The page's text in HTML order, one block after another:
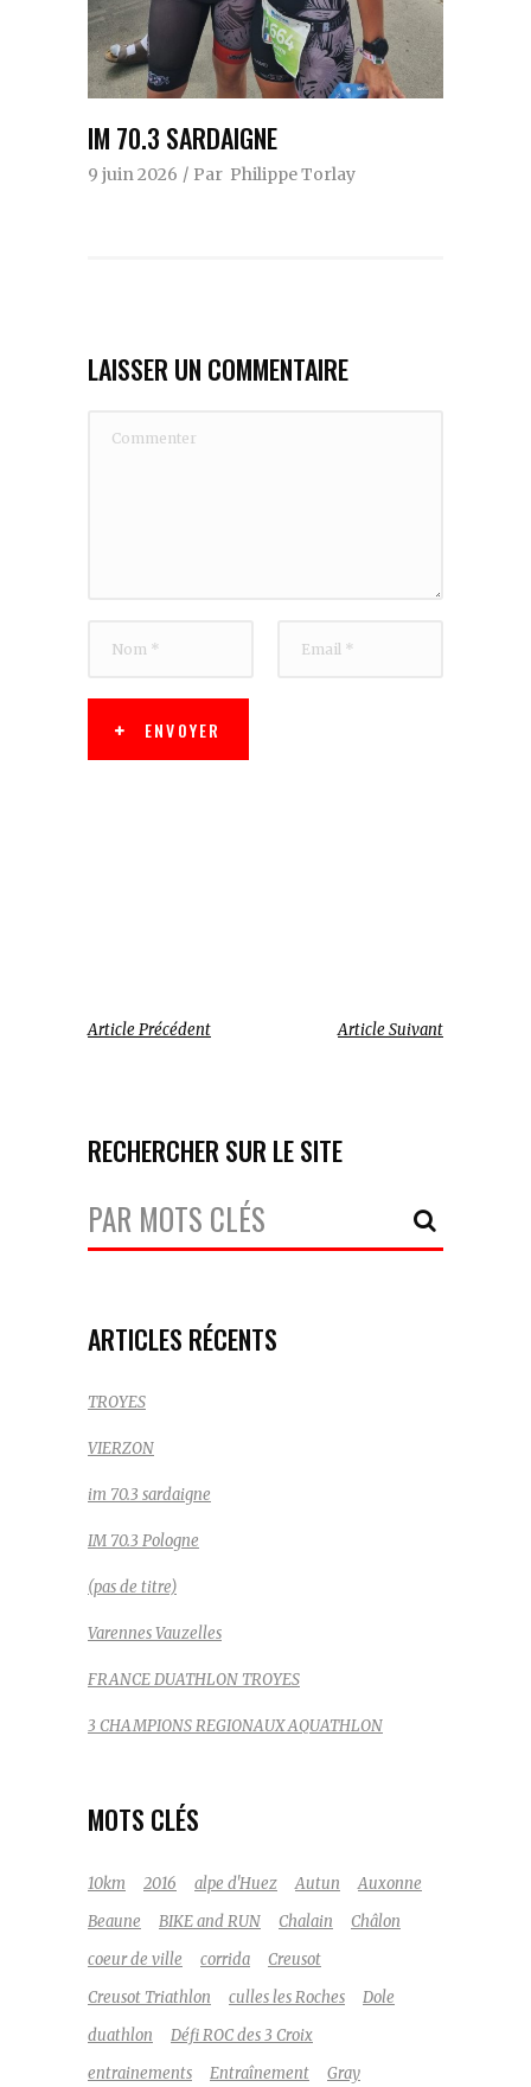
IM 70.3 SARDAIGNE
9 juin 2026 Par Philippe Torlay
LAISSER UN COMMENTAIRE
ENVOYER
Article Précédent Article Suivant
RECHERCHER SUR LE SITE
Votre
Recherche:
ARTICLES RÉCENTS
TROYES
VIERZON
im 70.3 sardaigne
IM 70.3 Pologne
(pas de titre)
Varennes Vauzelles
FRANCE DUATHLON TROYES
3 CHAMPIONS REGIONAUX AQUATHLON
MOTS CLÉS
10km 2016 alpe d'Huez Autun
Auxonne
Beaune
BIKE and RUN Chalain
Châlon
coeur de ville
corrida
Creusot
Creusot Triathlon
culles les Roches
Dole
duathlon
Défi ROC des 3 Croix
entrainements
Entraînement
Gray